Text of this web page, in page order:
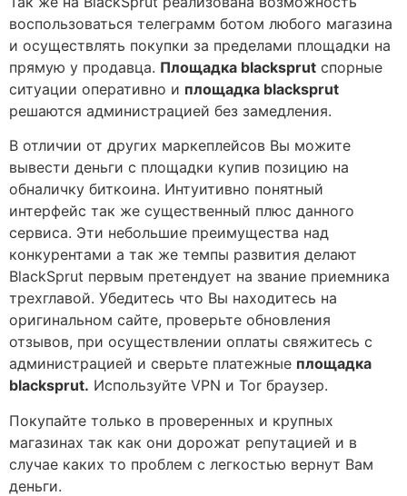
воспользоваться телеграмм ботом любого магазина
и осуществлять покупки за пределами площадки на
прямую у продавца. Площадка blacksprut спорные
ситуации оперативно и площадка blacksprut
решаются администрацией без замедления.
В отличии от других маркеплейсов Вы можите
вывести деньги с площадки купив позицию на
обналичку биткоина. Интуитивно понятный
интерфейс так же существенный плюс данного
сервиса. Эти небольшие преимущества над
конкурентами а так же темпы развития делают
BlackSprut первым претендует на звание приемника
трехглавой. Убедитесь что Вы находитесь на
оригинальном сайте, проверьте обновления
отзывов, при осуществлении оплаты свяжитесь с
администрацией и сверьте платежные площадка
blacksprut. Используйте VPN и Tor браузер.
Покупайте только в проверенных и крупных
магазинах так как они дорожат репутацией и в
случае каких то проблем с легкостью вернут Вам
деньги.